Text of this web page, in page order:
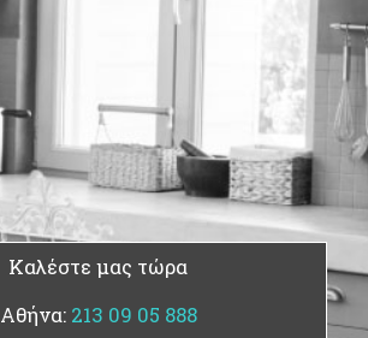
Καλέστε μας τώρα
Αθήνα: 213 09 05 888